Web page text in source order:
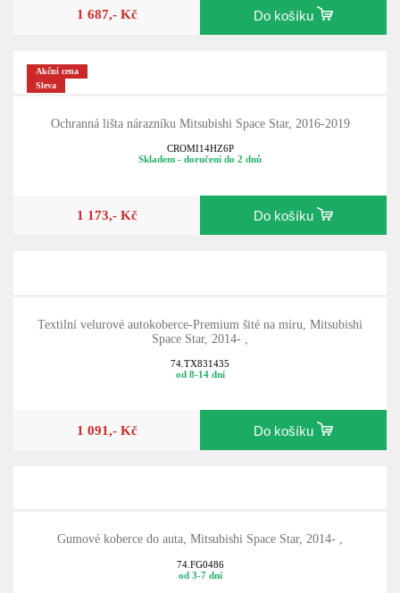
1 687,- Kč Do košíku
Akční cena
Sleva
Ochranná lišta nárazníku Mitsubishi Space Star, 2016-2019
CROMI14HZ6P
Skladem - doručení do 2 dnů
1 173,- Kč Do košíku
Textilní velurové autokoberce-Premium šité na míru, Mitsubishi
Space Star, 2014- ,
74.TX831435
od 8-14 dní
1 091,- Kč Do košíku
Gumové koberce do auta, Mitsubishi Space Star, 2014- ,
74.FG0486
od 3-7 dní